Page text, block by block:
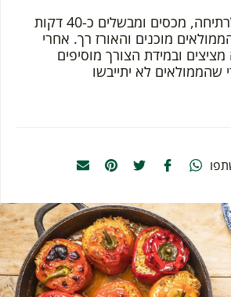
מביאים לרתיחה, מכסים ומבשלים כ-40 דקות
מוכנים והאורז רך. אחרי
ובמידת הצורך מוסיפים
שהממולאים לא יתייבשו